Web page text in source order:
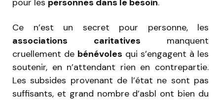
Ce n’est un secret pour personne, les
associations caritatives manquent
cruellement de bénévoles qui s’engagent à les
soutenir, en n’attendant rien en contrepartie.
Les subsides provenant de l’état ne sont pas
suffisants, et grand nombre d’asbl ont bien du